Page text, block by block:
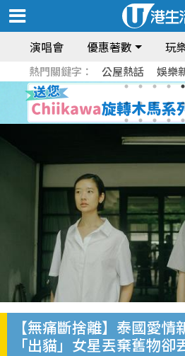
演唱會 優惠著數 玩
熱門關鍵字： 公屋熱話 娛樂
【無痛斷捨離】泰國愛
「出貓」女星丟棄舊物卻